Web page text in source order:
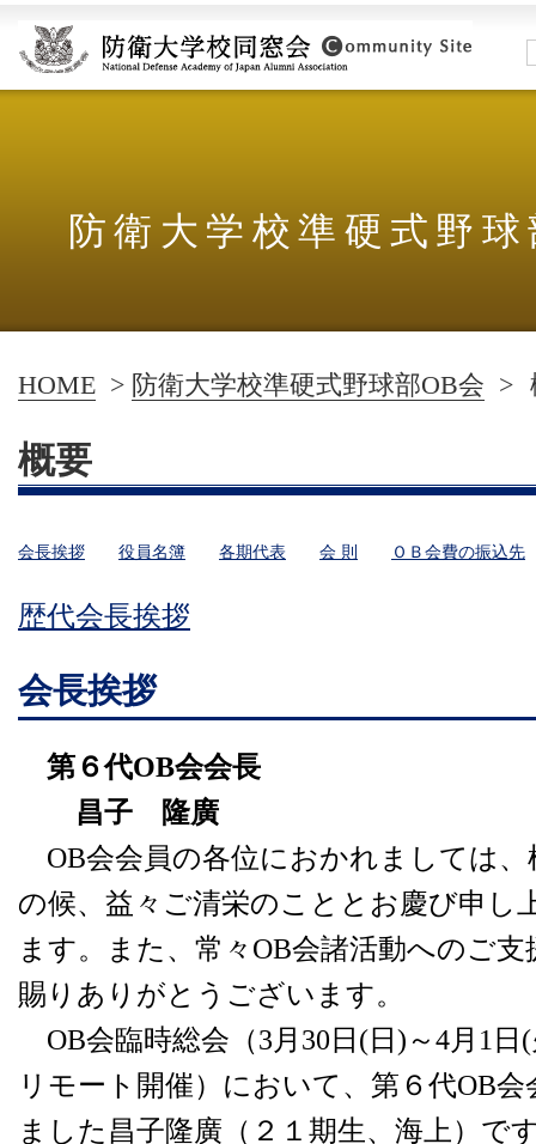
防衛大学校準硬式野
HOME > 防衛大学校準硬式野球部OB会 >
概要
会長挨拶 役員名簿 各期代表 会 則 ＯＢ会費の振込先
歴代会長挨拶
会長挨拶
第６代OB会会長
昌子 隆廣
OB会会員の各位におかれましては、
の候、益々ご清栄のこととお慶び申し
ます。また、常々OB会諸活動へのご支
賜りありがとうございます。
OB会臨時総会（3月30日(日)～4月1日
リモート開催）において、第６代OB
ました昌子隆廣（２１期生、海上）で